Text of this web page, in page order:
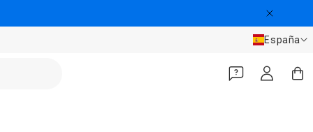
País/
España
Iniciar sesión